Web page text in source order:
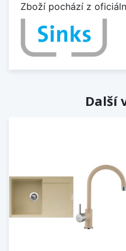
Zboží pochází z
Další